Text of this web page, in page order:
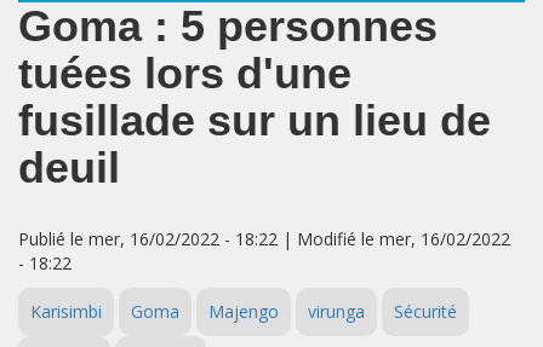
Goma : 5 personnes
tuées lors d'une
fusillade sur un lieu de
deuil
Publié le mer, 16/02/2022 - 18:22 | Modifié le mer, 16/02/2022
- 18:22
Karisimbi Goma Majengo virunga Sécurité